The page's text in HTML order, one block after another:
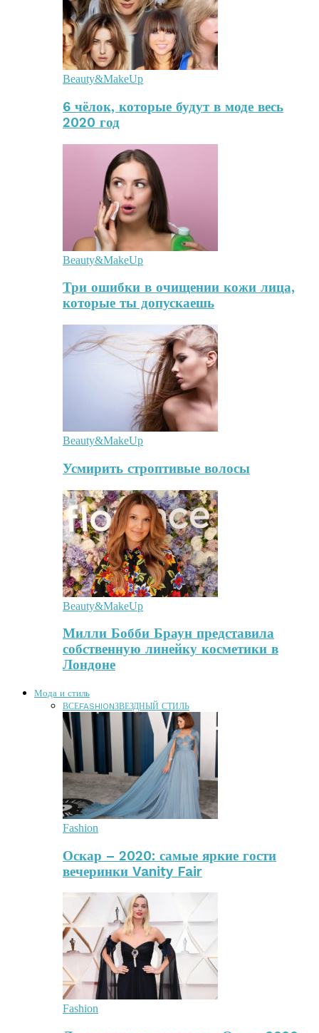
Beauty&MakeUp
6 чёлок, которые будут в моде весь
2020 год
Beauty&MakeUp
Три ошибки в очищении кожи лица,
которые ты допускаешь
Beauty&MakeUp
Усмирить строптивые волосы
Beauty&MakeUp
Милли Бобби Браун представила
собственную линейку косметики в
Лондоне
Мода и стиль
ВСЕFASHIONЗВЕЗДНЫЙ СТИЛЬ
Fashion
Оскар – 2020: самые яркие гости
вечеринки Vanity Fair
Fashion